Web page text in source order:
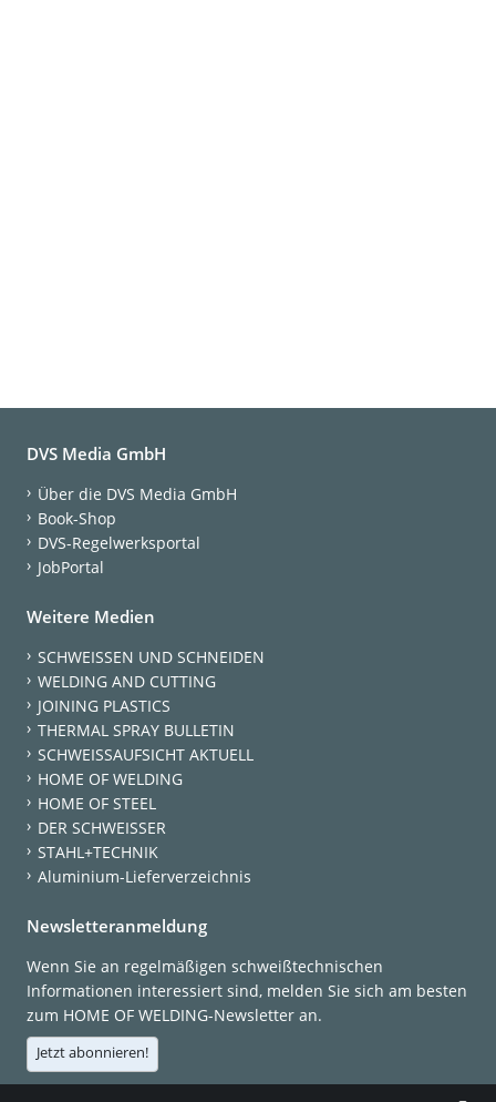
DVS Media GmbH
Über die DVS Media GmbH
Book-Shop
DVS-Regelwerksportal
JobPortal
Weitere Medien
SCHWEISSEN UND SCHNEIDEN
WELDING AND CUTTING
JOINING PLASTICS
THERMAL SPRAY BULLETIN
SCHWEISSAUFSICHT AKTUELL
HOME OF WELDING
HOME OF STEEL
DER SCHWEISSER
STAHL+TECHNIK
Aluminium-Lieferverzeichnis
Newsletteranmeldung
Wenn Sie an regelmäßigen schweißtechnischen
Informationen interessiert sind, melden Sie sich am besten
zum HOME OF WELDING-Newsletter an.
Jetzt abonnieren!